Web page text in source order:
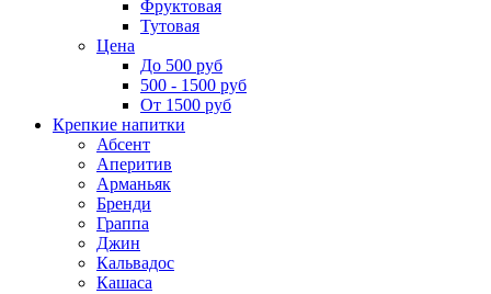
Фруктовая
Тутовая
Цена
До 500 руб
500 - 1500 руб
От 1500 руб
Крепкие напитки
Абсент
Аперитив
Арманьяк
Бренди
Граппа
Джин
Кальвадос
Кашаса